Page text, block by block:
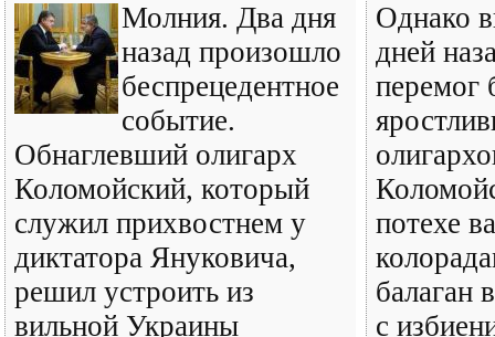
Молния. Два дня
назад произошло
беспрецедентное
событие.
Обнаглевший олигарх
Коломойский, который
служил прихвостнем у
диктатора Януковича,
решил устроить из
вильной Украины
Однако
дней
перемог
потехе
балаган
с